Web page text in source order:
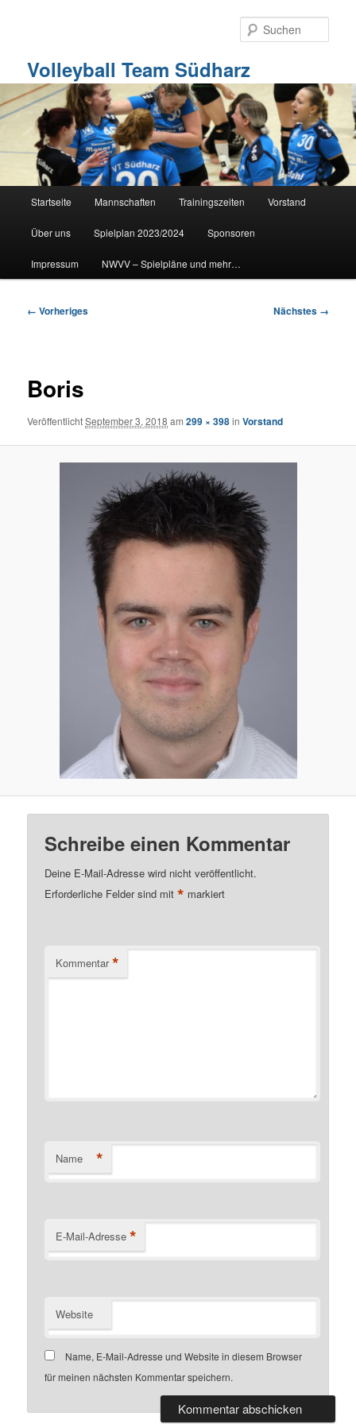
Volleyball Team Südharz
Startseite Mannschaften Trainingszeiten Vorstand
Über uns Spielplan 2023/2024 Sponsoren
Impressum NWVV – Spielpläne und mehr…
Bilder-
← Vorheriges Nächstes →
Boris
VeröffentlichtSeptember 3, 2018 am299 × 398inVorstand
Schreibe einen Kommentar
Deine E-Mail-Adresse wird nicht veröffentlicht.
Erforderliche Felder sind mit* markiert
Kommentar *
Name *
E-Mail-Adresse *
Website
Name, E-Mail-Adresse und Website in diesem Browser
für meinen nächsten Kommentar speichern.